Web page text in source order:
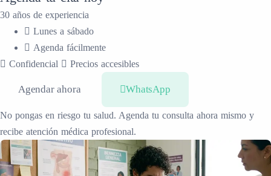
30 años de experiencia
Lunes a sábado
Agenda fácilmente
Confidencial
Precios accesibles
Agendar ahora WhatsApp
No pongas en riesgo tu salud. Agenda tu consulta ahora mismo y
recibe atención médica profesional.